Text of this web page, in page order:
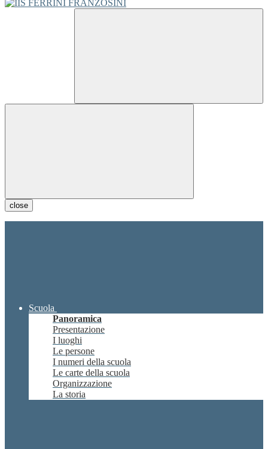
close
Scuola
Panoramica
Presentazione
I luoghi
Le persone
I numeri della scuola
Le carte della scuola
Organizzazione
La storia